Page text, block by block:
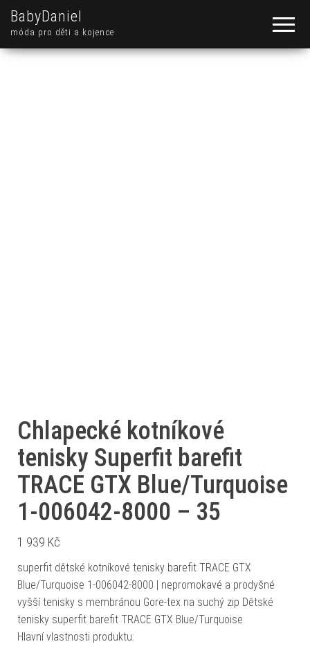
BabyDaniel
móda pro děti a kojence
Chlapecké kotníkové
tenisky Superfit barefit
TRACE GTX Blue/Turquoise
1-006042-8000 – 35
1 939 Kč
superfit dětské kotníkové tenisky barefit TRACE GTX
Blue/Turquoise 1-006042-8000 | nepromokavé a prodyšné
vyšší tenisky s membránou Gore-tex na suchý zip Dětské
tenisky superfit barefit TRACE GTX Blue/Turquoise
Hlavní vlastnosti produktu: